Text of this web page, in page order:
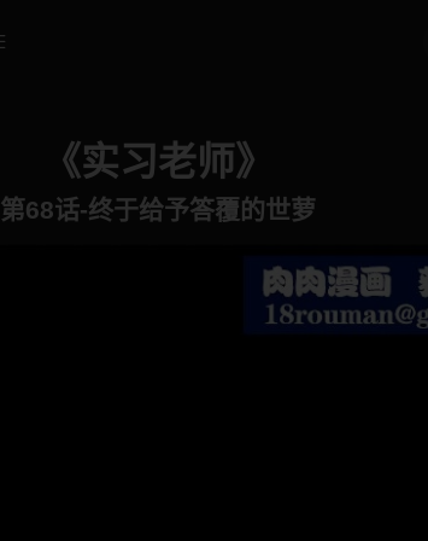
《实习老师》
第68话-终于给予答覆的世萝